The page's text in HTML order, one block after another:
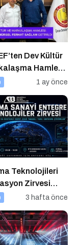
Dev Kültür
Hamlesi:
Başına Mürsel
1 ay önce
Teknolojileri
Zirvesi
3 hafta önce